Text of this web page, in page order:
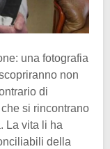
una fotografia
non
di
che si rincontrano
La vita li ha
della